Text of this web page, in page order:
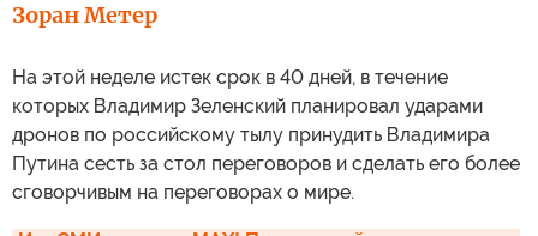
Зоран Метер
На этой неделе истек срок в 40 дней, в течение
которых Владимир Зеленский планировал ударами
дронов по российскому тылу принудить Владимира
Путина сесть за стол переговоров и сделать его более
сговорчивым на переговорах о мире.